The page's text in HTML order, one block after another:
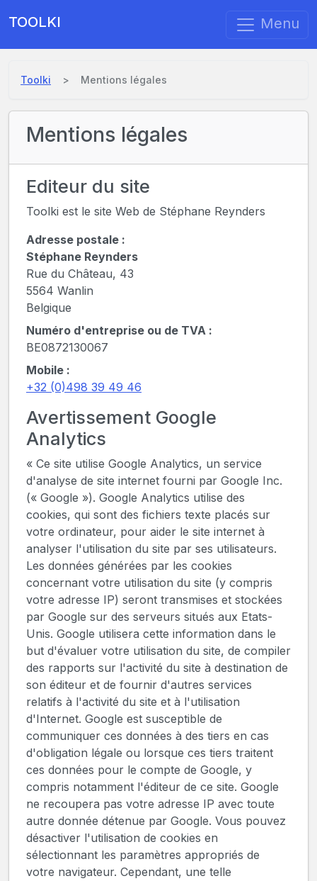
TOOLKI Menu
Toolki Mentions légales
Mentions légales
Editeur du site
Toolki est le site Web de Stéphane Reynders
Adresse postale :
Stéphane Reynders
Rue du Château, 43
5564 Wanlin
Belgique
Numéro d'entreprise ou de TVA :
BE0872130067
Mobile :
+32 (0)498 39 49 46
Avertissement Google
Analytics
« Ce site utilise Google Analytics, un service
d'analyse de site internet fourni par Google Inc.
(« Google »). Google Analytics utilise des
cookies, qui sont des fichiers texte placés sur
votre ordinateur, pour aider le site internet à
analyser l'utilisation du site par ses utilisateurs.
Les données générées par les cookies
concernant votre utilisation du site (y compris
votre adresse IP) seront transmises et stockées
par Google sur des serveurs situés aux Etats-
Unis. Google utilisera cette information dans le
but d'évaluer votre utilisation du site, de compiler
des rapports sur l'activité du site à destination de
son éditeur et de fournir d'autres services
relatifs à l'activité du site et à l'utilisation
d'Internet. Google est susceptible de
communiquer ces données à des tiers en cas
d'obligation légale ou lorsque ces tiers traitent
ces données pour le compte de Google, y
compris notamment l'éditeur de ce site. Google
ne recoupera pas votre adresse IP avec toute
autre donnée détenue par Google. Vous pouvez
désactiver l'utilisation de cookies en
sélectionnant les paramètres appropriés de
votre navigateur. Cependant, une telle